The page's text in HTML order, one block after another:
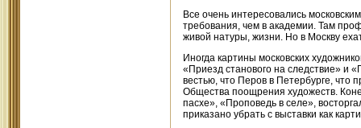
Все очень интересовались
требования, чем в академии. Там
живой натуры, жизни. Но в Москву
Иногда картины московских
«Приезд станового на следствие» и
вестью, что Перов в Петербурге, что
Общества поощрения художеств.
пасхе», «Проповедь в селе»,
приказано убрать с выставки как